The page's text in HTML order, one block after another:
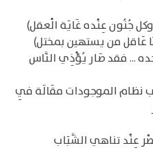
جُنُون عِنْده غَايَة الْعقل)
عَاقل من يستهين بمختل)
... فقد صَار يُؤْذِي النَّاس
نظام الموجودات مقَالَة فِي
عِنْد تناهي الشَّبَاب